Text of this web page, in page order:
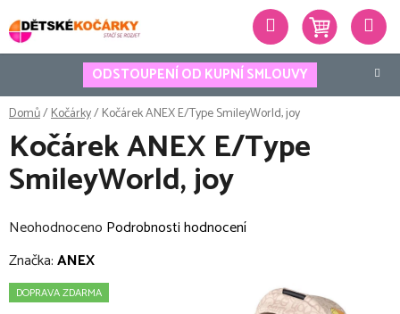
na
obsah
ODSTOUPENÍ OD KUPNÍ SMLOUVY
Hledat
Domů/Kočárky/Kočárek ANEX E/Type SmileyWorld, joy
Kočárek ANEX E/Type
SmileyWorld, joy
Průměrné
hodnocení
je
Neohodnoceno Podrobnosti hodnocení
Značka:ANEX
DOPRAVA ZDARMA